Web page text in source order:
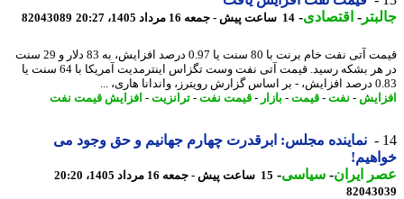
-اقتصادی-14 ساعت پیش - جمعه 16 مرداد 1405، 20:27 82043089
قیمت آتی نفت خام برنت با 80 سنت یا 0.97 درصد افزایش، به 83 دلار و 29 سنت
در هر بشکه رسید. قیمت آتی نفت وست تگزاس اینترمدیت آمریکا با 64 سنت یا
-نفت -قیمت-بازار - قیمت نفت -ترانزیت-افزایش قیمت نفت
نماینده مجلس: ابرقدرت چهارم جهانیم و حق وجود می
ایران- سیاسی-15 ساعت پیش - جمعه 16 مرداد 1405، 20:20